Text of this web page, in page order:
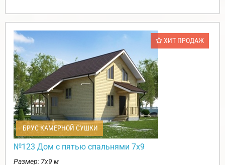
ХИТ ПРОДАЖ
БРУС КАМЕРНОЙ СУШКИ
№123 Дом с пятью спальнями 7х9
Размер: 7х9 м